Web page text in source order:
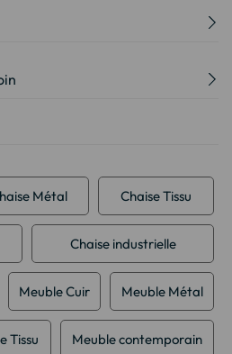
Métal Chaise Tissu
Chaise industrielle
Meuble Cuir Meuble Métal
Tissu Meuble contemporain